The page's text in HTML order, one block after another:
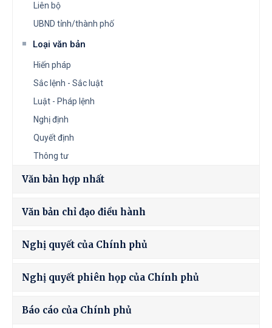
Liên bộ
UBND tỉnh/thành phố
Loại văn bản
Hiến pháp
Sắc lệnh - Sắc luật
Luật - Pháp lệnh
Nghị định
Quyết định
Thông tư
Văn bản hợp nhất
Văn bản chỉ đạo điều hành
Nghị quyết của Chính phủ
Nghị quyết phiên họp của Chính phủ
Báo cáo của Chính phủ